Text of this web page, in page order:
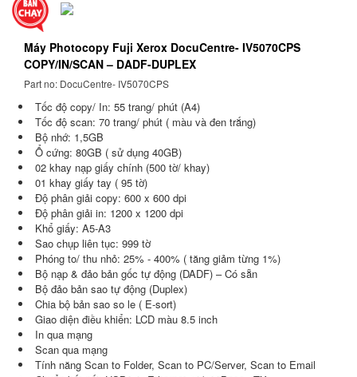
Máy Photocopy Fuji Xerox DocuCentre- IV5070CPS
COPY/IN/SCAN – DADF-DUPLEX
Part no: DocuCentre- IV5070CPS
Tốc độ copy/ In: 55 trang/ phút (A4)
Tốc độ scan: 70 trang/ phút ( màu và đen trắng)
Bộ nhớ: 1,5GB
Ổ cứng: 80GB ( sử dụng 40GB)
02 khay nạp giấy chính (500 tờ/ khay)
01 khay giấy tay ( 95 tờ)
Độ phân giải copy: 600 x 600 dpi
Độ phân giải in: 1200 x 1200 dpi
Khổ giấy: A5-A3
Sao chụp liên tục: 999 tờ
Phóng to/ thu nhỏ: 25% - 400% ( tăng giảm từng 1%)
Bộ nạp & đảo bản gốc tự động (DADF) – Có sẵn
Bộ đảo bản sao tự động (Duplex)
Chia bộ bản sao so le ( E-sort)
Giao diện điều khiển: LCD màu 8.5 inch
In qua mạng
Scan qua mạng
Tính năng Scan to Folder, Scan to PC/Server, Scan to Email